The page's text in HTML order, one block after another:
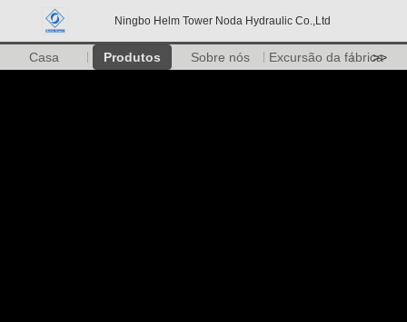
Ningbo Helm Tower Noda Hydraulic Co.,Ltd
Casa Produtos Sobre nós Excursão da fábrica
>>